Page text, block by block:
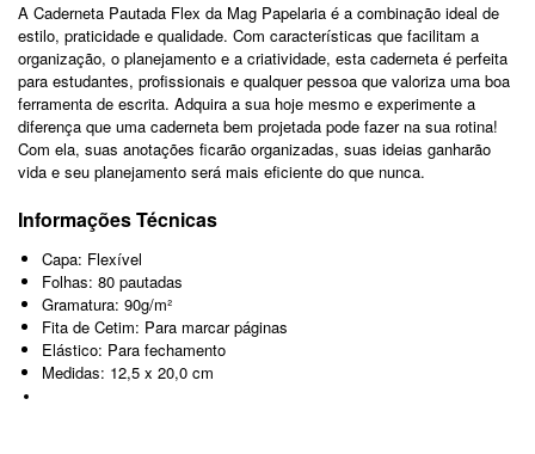
A Caderneta Pautada Flex da Mag Papelaria é a combinação ideal de
estilo, praticidade e qualidade. Com características que facilitam a
organização, o planejamento e a criatividade, esta caderneta é perfeita
para estudantes, profissionais e qualquer pessoa que valoriza uma boa
ferramenta de escrita. Adquira a sua hoje mesmo e experimente a
diferença que uma caderneta bem projetada pode fazer na sua rotina!
Com ela, suas anotações ficarão organizadas, suas ideias ganharão
vida e seu planejamento será mais eficiente do que nunca.
Informações Técnicas
Capa: Flexível
Folhas: 80 pautadas
Gramatura: 90g/m²
Fita de Cetim: Para marcar páginas
Elástico: Para fechamento
Medidas: 12,5 x 20,0 cm